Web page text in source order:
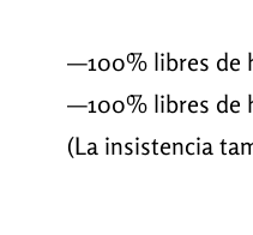
—100% libres de
—100% libres de
(La insistencia